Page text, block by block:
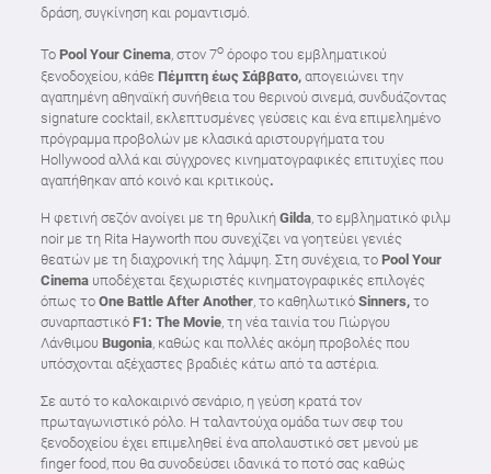
δράση, συγκίνηση και ρομαντισμό.
Το Pool Your Cinema, στον 7οόροφο του εμβληματικού
ξενοδοχείου, κάθε Πέμπτη έως Σάββατο, απογειώνει την
αγαπημένη αθηναϊκή συνήθεια του θερινού σινεμά, συνδυάζοντας
signature cocktail, εκλεπτυσμένες γεύσεις και ένα επιμελημένο
πρόγραμμα προβολών με κλασικά αριστουργήματα του
Hollywood αλλά και σύγχρονες κινηματογραφικές επιτυχίες που
αγαπήθηκαν από κοινό και κριτικούς.
Η φετινή σεζόν ανοίγει με τη θρυλική Gilda, το εμβληματικό φιλμ
noir με τη Rita Hayworth που συνεχίζει να γοητεύει γενιές
θεατών με τη διαχρονική της λάμψη. Στη συνέχεια, το Pool Your
Cinemaυποδέχεται ξεχωριστές κινηματογραφικές επιλογές
όπως το One Battle After Another, το καθηλωτικό Sinners,το
συναρπαστικό F1: The Movie, τη νέα ταινία του Γιώργου
Λάνθιμου Bugonia, καθώς και πολλές ακόμη προβολές που
υπόσχονται αξέχαστες βραδιές κάτω από τα αστέρια.
Σε αυτό το καλοκαιρινό σενάριο, η γεύση κρατά τον
πρωταγωνιστικό ρόλο. Η ταλαντούχα ομάδα των σεφ του
ξενοδοχείου έχει επιμεληθεί ένα απολαυστικό σετ μενού με
finger food, που θα συνοδεύσει ιδανικά το ποτό σας καθώς